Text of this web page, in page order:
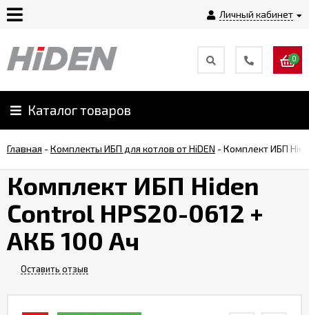
Личный кабинет
Главная
О
Оплата
Монтаж
0
Каталог товаров
Главная -Комплекты ИБП для котлов от HiDEN -Комплект ИБП
Комплект ИБП Hiden
Control HPS20-0612 +
АКБ 100 Ач
Оставить отзыв